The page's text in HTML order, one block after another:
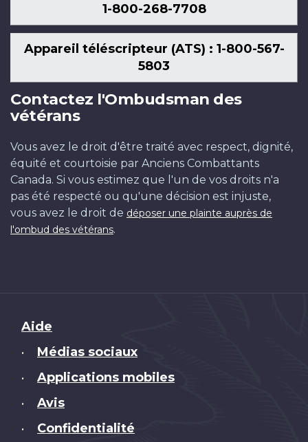
1-800-268-7708
Appareil téléscripteur (ATS) : 1-800-567-
5803
Contactez l'Ombudsman des
vétérans
Vous avez le droit d'être traité avec respect, dignité,
équité et courtoisie par Anciens Combattants
Canada. Si vous estimez que l'un de vos droits n'a
pas été respecté ou qu'une décision est injuste,
vous avez le droit de déposer une plainte auprès de
l'ombud des vétérans.
Brand
Aide
• Médias sociaux
• Applications mobiles
• Avis
• Confidentialité